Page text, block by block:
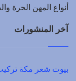
أنواع المهن الحرة
آخر المنشورات
بيوت شعر مكة